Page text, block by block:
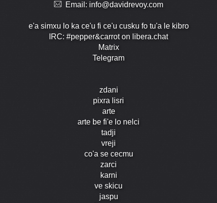
Email: info@davidrevoy.com
e'a simxu lo ka ce'u fi ce'u cusku fo tu'a le kibro
IRC: #pepper&carrot on libera.chat
Matrix
Telegram
zdani
pixra lisri
arte
arte be fi'e lo nelci
tadji
vreji
co'a se cecmu
zarci
karni
ve skicu
jaspu